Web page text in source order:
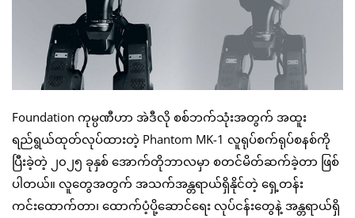
Foundation ကုမ္ပဏီဟာ အဲဒီလို စစ်ဘက်သုံးအတွက် အထူး
ရည်ရွယ်ထုတ်လုပ်ထားတဲ့ Phantom MK-1 လူရုပ်စက်ရုပ်စနစ်ကို
ပြီးခဲ့တဲ့ ၂၀၂၅ ခုနှစ် အောက်တိုဘာလမှာ စတင်မိတ်ဆက်ခဲ့တာ ဖြစ်
ပါတယ်။ လူတွေအတွက် အသက်အန္တရာယ်ရှိနိုင်တဲ့ ရှေ့တန်း
ကင်းထောက်တာ၊ ထောက်ပံ့ပို့ဆောင်ရေး လုပ်ငန်းတွေနဲ့ အန္တရာယ်ရှိ